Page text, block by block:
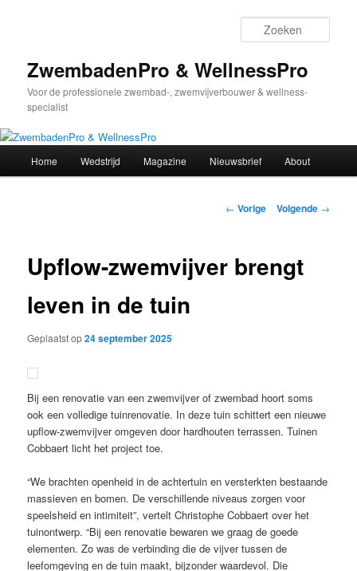
inhoudZwembadenPro & WellnessPro
Voor de professionele zwembad-, zwemvijverbouwer & wellness-
specialist
Home Wedstrijd Magazine Nieuwsbrief About
Bericht
← Vorige Volgende →
Upflow-zwemvijver brengt
leven in de tuin
Geplaatst op24 september 2025
Bij een renovatie van een zwemvijver of zwembad hoort soms
ook een volledige tuinrenovatie. In deze tuin schittert een nieuwe
upflow-zwemvijver omgeven door hardhouten terrassen. Tuinen
Cobbaert licht het project toe.
“We brachten openheid in de achtertuin en versterkten bestaande
massieven en bomen. De verschillende niveaus zorgen voor
speelsheid en intimiteit”, vertelt Christophe Cobbaert over het
tuinontwerp. “Bij een renovatie bewaren we graag de goede
elementen. Zo was de verbinding die de vijver tussen de
leefomgeving en de tuin maakt, bijzonder waardevol. Die